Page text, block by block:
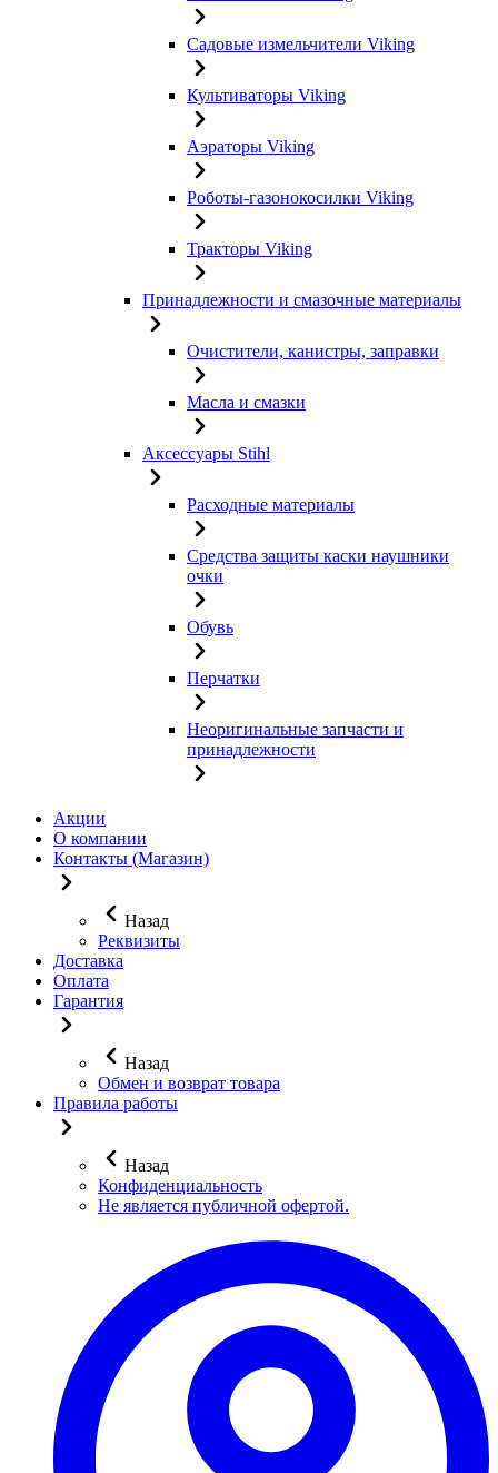
Садовые измельчители Viking
Культиваторы Viking
Аэраторы Viking
Роботы-газонокосилки Viking
Тракторы Viking
Принадлежности и смазочные материалы
Очистители, канистры, заправки
Масла и смазки
Аксессуары Stihl
Расходные материалы
Средства защиты каски наушники
очки
Обувь
Перчатки
Неоригинальные запчасти и
принадлежности
Акции
О компании
Контакты (Магазин)
Назад
Реквизиты
Доставка
Оплата
Гарантия
Назад
Обмен и возврат товара
Правила работы
Назад
Конфиденциальность
Не является публичной офертой.